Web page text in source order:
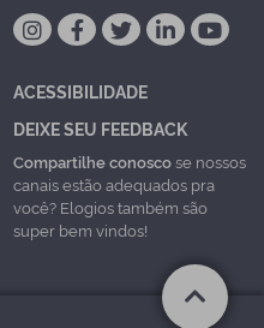
ACESSIBILIDADE
DEIXE SEU FEEDBACK
Compartilhe conoscose nossos
canais estão adequados pra
você? Elogios também são
super bem vindos!